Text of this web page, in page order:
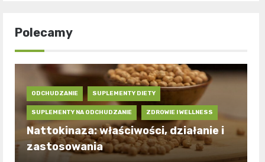
Polecamy
ODCHUDZANIE SUPLEMENTY DIETY
SUPLEMENTY NA ODCHUDZANIE ZDROWIE I WELLNESS
Nattokinaza: właściwości, działanie i
zastosowania